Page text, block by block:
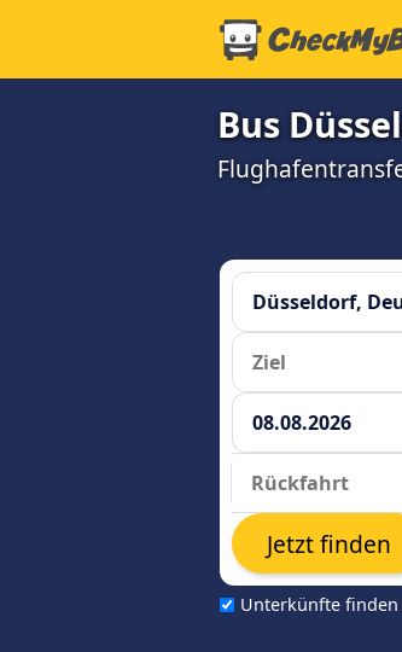
Bus
Unterkünfte
Jetzt finden